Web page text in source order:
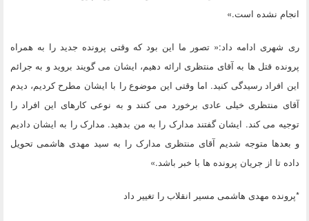
انجام نشده است.»
ری شهری ادامه داد:« تصور ما این بود که وقتی پرونده جدید را به همراه
پرونده قتل ها به آقای منتظری ارائه دهیم، ایشان می گویند بروید و به جرائم
این افراد رسیدگی کنید. اما وقتی این موضوع را با ایشان مطرح کردیم، دیدم
آقای منتظری خیلی عادی برخورد می کنند و به نوعی کارهای این افراد را
توجیه می کند. ایشان گفتند مدارک را به من بدهید. مدارک را به ایشان دادیم
و بعدها متوجه شدیم آقای منتظری مدارک را به سید مهدی هاشمی تحویل
داده تا از جریان پرونده ها با خبر باشد.»
*پرونده مهدی هاشمی مسیر انقلاب را تغییر داد